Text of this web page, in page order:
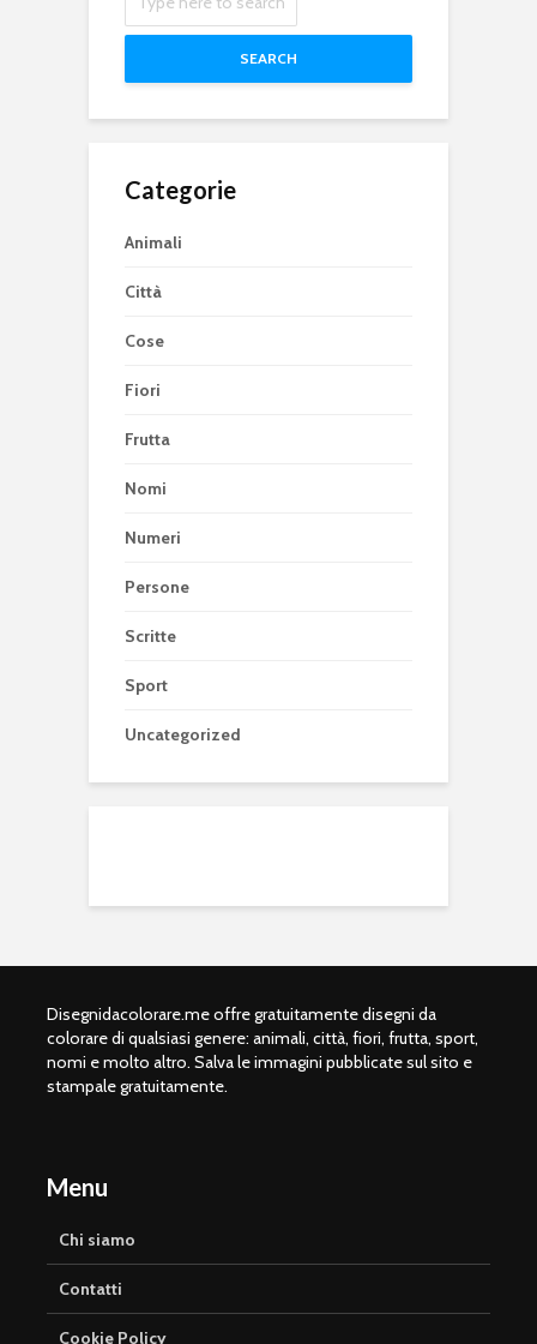
SEARCH
Categorie
Animali
Città
Cose
Fiori
Frutta
Nomi
Numeri
Persone
Scritte
Sport
Uncategorized
Disegnidacolorare.me offre gratuitamente disegni da
colorare di qualsiasi genere: animali, città, fiori, frutta, sport,
nomi e molto altro. Salva le immagini pubblicate sul sito e
stampale gratuitamente.
Menu
Chi siamo
Contatti
Cookie Policy